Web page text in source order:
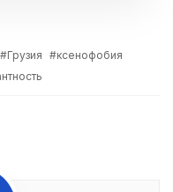
Грузия
ксенофобия